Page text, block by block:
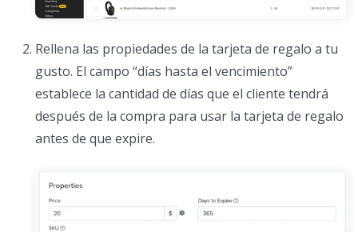
Rellena las propiedades de la tarjeta de regalo a tu
gusto. El campo “días hasta el vencimiento”
establece la cantidad de días que el cliente tendrá
después de la compra para usar la tarjeta de regalo
antes de que expire.